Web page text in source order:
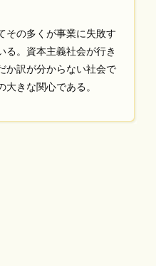
その多くが事業に失敗す
る。資本主義社会が行き
か訳が分からない社会で
きな関心である。